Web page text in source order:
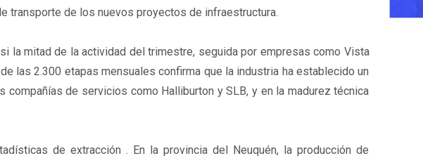
transporte de los nuevos proyectos de infraestructura.
la mitad de la actividad del trimestre, seguida por empresas como Vista
las 2.300 etapas mensuales confirma que la industria ha establecido un
de servicios como Halliburton y SLB, y en la madurez técnica
de extracción . En la provincia del Neuquén, la producción de